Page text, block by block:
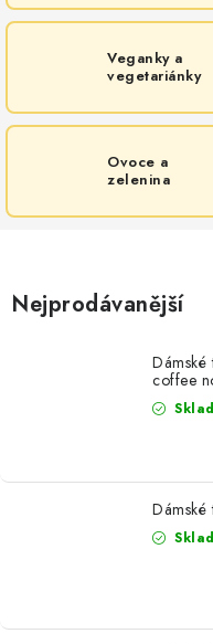
Veganky a
vegetariánky
Ovoce a
zelenina
Nejprodávanější
coffee